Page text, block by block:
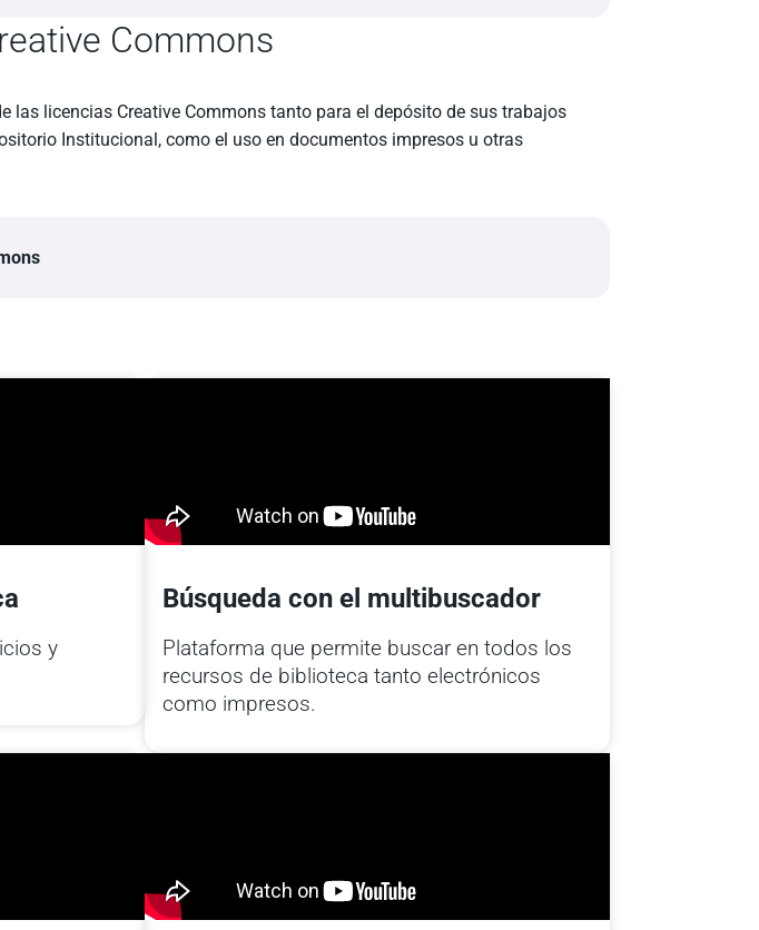
Commons
las licencias Creative Commons tanto para el depósito de sus trabajos
Institucional, como el uso en documentos impresos u otras
y
Búsqueda con el multibuscador
Plataforma que permite buscar en todos los
recursos de biblioteca tanto electrónicos
como impresos.